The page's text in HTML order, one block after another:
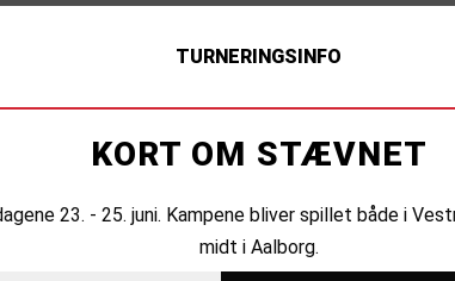
TURNERINGSINFO
KORT OM STÆVNET
23. - 25. juni. Kampene bliver spillet både i
midt i Aalborg.